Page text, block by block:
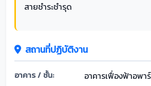
สายชำระชำรุด
สถานที่ปฏิบัติงาน
อาคาร / ชั้น: อาคารเฟื่องฟ้าอพา